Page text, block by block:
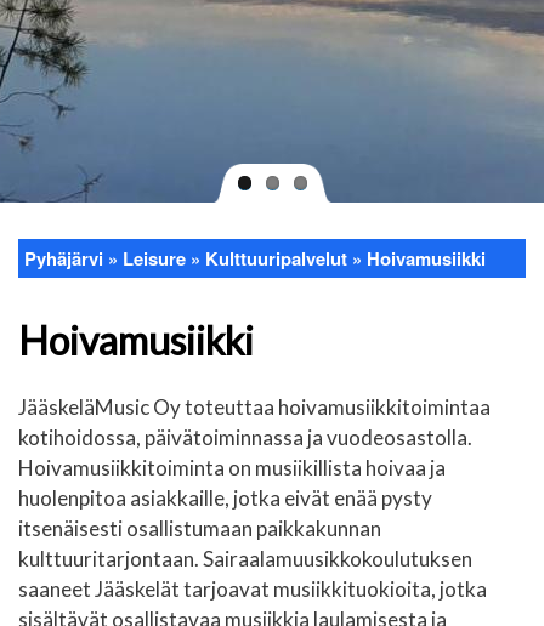
Breadcrumb
Pyhäjärvi Leisure Kulttuuripalvelut Hoivamusiikki
Hoivamusiikki
JääskeläMusic Oy toteuttaa hoivamusiikkitoimintaa
kotihoidossa, päivätoiminnassa ja vuodeosastolla.
Hoivamusiikkitoiminta on musiikillista hoivaa ja
huolenpitoa asiakkaille, jotka eivät enää pysty
itsenäisesti osallistumaan paikkakunnan
kulttuuritarjontaan. Sairaalamuusikkokoulutuksen
saaneet Jääskelät tarjoavat musiikkituokioita, jotka
sisältävät osallistavaa musiikkia laulamisesta ja